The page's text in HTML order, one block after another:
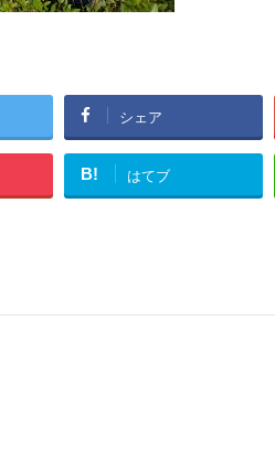
シェア
B! はてブ